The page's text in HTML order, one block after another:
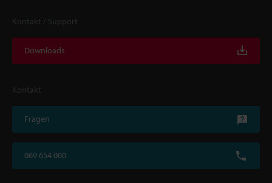
Kontakt / Support
Downloads
Kontakt
Fragen
069 654 000